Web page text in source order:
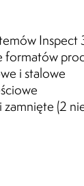
formatów
i stalowe
(2